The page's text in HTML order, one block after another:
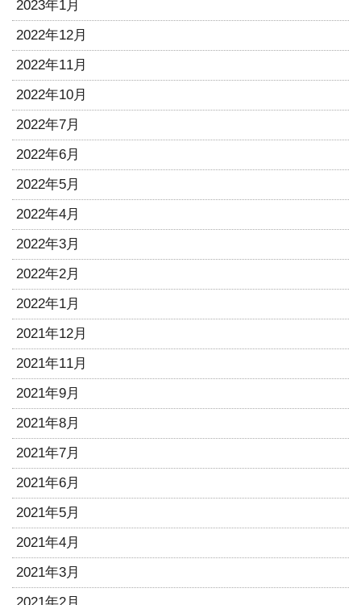
2023年1月
2022年12月
2022年11月
2022年10月
2022年7月
2022年6月
2022年5月
2022年4月
2022年3月
2022年2月
2022年1月
2021年12月
2021年11月
2021年9月
2021年8月
2021年7月
2021年6月
2021年5月
2021年4月
2021年3月